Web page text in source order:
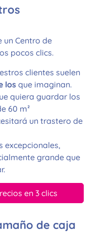
un Centro de
pocos clics.
clientes suelen
los que imaginan.
quiera guardar los
60 m²
un trastero de
excepcionales,
grande que
en 3 clics
de caja